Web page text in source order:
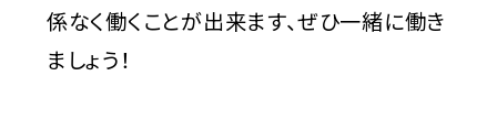
係なく働くことが出来ます、ぜひ一緒に働き
ましょう！